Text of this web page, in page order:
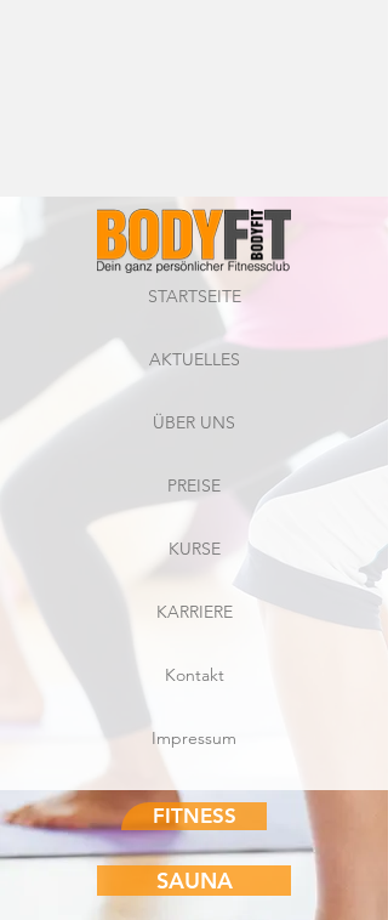
STARTSEITE
AKTUELLES
ÜBER UNS
PREISE
KURSE
KARRIERE
Kontakt
Impressum
FITNESS
SAUNA